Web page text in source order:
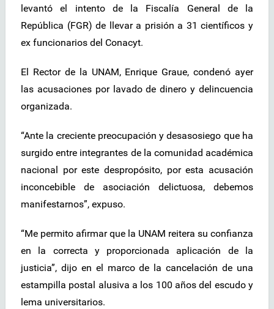
levantó el intento de la Fiscalía General de la
República (FGR) de llevar a prisión a 31 científicos y
ex funcionarios del Conacyt.
El Rector de la UNAM, Enrique Graue, condenó ayer
las acusaciones por lavado de dinero y delincuencia
organizada.
“Ante la creciente preocupación y desasosiego que ha
surgido entre integrantes de la comunidad académica
nacional por este despropósito, por esta acusación
inconcebible de asociación delictuosa, debemos
manifestarnos”, expuso.
“Me permito afirmar que la UNAM reitera su confianza
en la correcta y proporcionada aplicación de la
justicia”, dijo en el marco de la cancelación de una
estampilla postal alusiva a los 100 años del escudo y
lema universitarios.